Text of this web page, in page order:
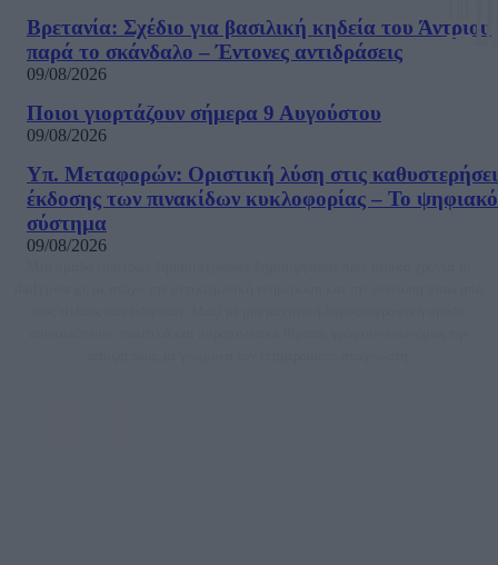
Βρετανία: Σχέδιο για βασιλική κηδεία του Άντριου
παρά το σκάνδαλο – Έντονες αντιδράσεις
09/08/2026
Ποιοι γιορτάζουν σήμερα 9 Αυγούστου
09/08/2026
Υπ. Μεταφορών: Οριστική λύση στις
έκδοσης των πινακίδων κυκλοφορίας – Το ψηφιακό
σύστημα
09/08/2026